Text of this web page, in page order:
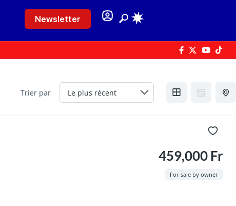
Newsletter
Trier par
459,000 Fr
For sale by owner